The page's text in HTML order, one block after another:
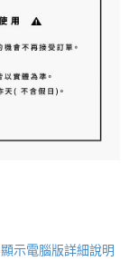
顯示電腦版詳細說明